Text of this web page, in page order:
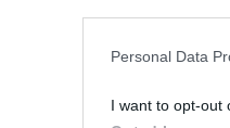
Personal Data
I want to opt-out